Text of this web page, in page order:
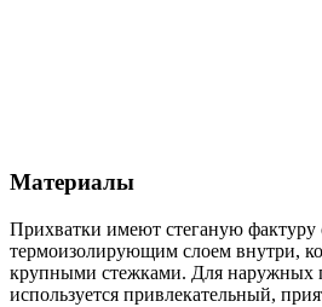
Материалы
Прихватки имеют стеганую
термоизолирующим слоем внутри,
крупными стежками. Для наружных
используется привлекательный,